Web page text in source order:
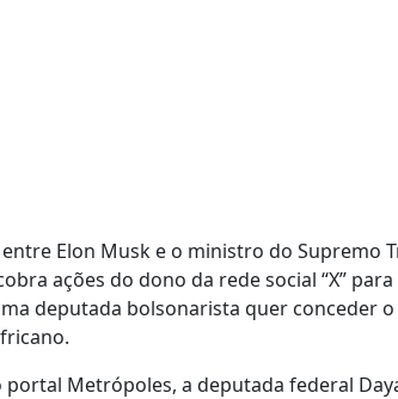
Elon Musk e o ministro do Supremo
ações do dono da rede social “X”
deputada bolsonarista quer conceder
Metrópoles, a deputada federal